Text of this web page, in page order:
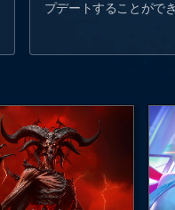
プデートすることがで